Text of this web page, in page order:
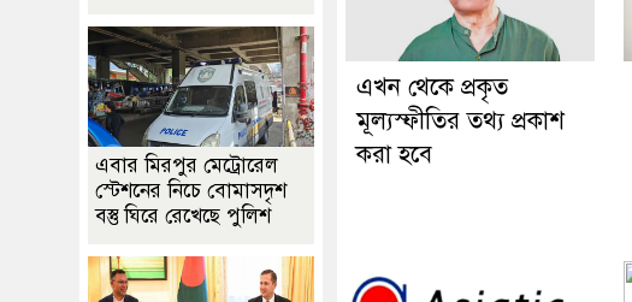
এখন থেকে প্রকৃত
মূল্যস্ফীতির তথ্য প্রকাশ
করা হবে
এবার মিরপুর মেট্রোরেল
স্টেশনের নিচে বোমাসদৃশ
বস্তু ঘিরে রেখেছে পুলিশ